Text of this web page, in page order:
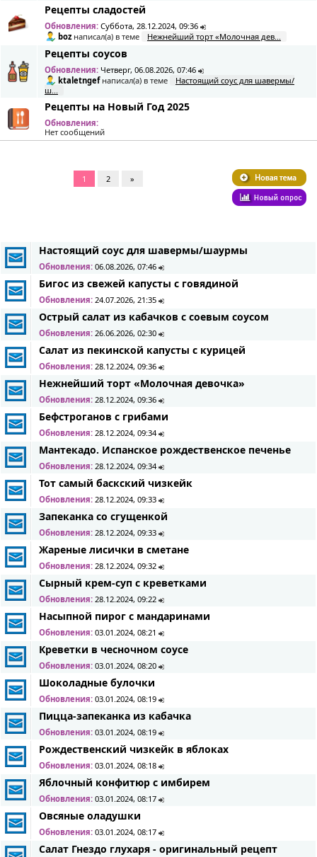
Рецепты сладостей
Обновления: Суббота, 28.12.2024, 09:36
boz написал(а) в теме Нежнейший торт «Молочная дев...
Рецепты соусов
Обновления: Четверг, 06.08.2026, 07:46
ktaletngefнаписал(а) в теме
Настоящий соус для шавермы/
ш...
Рецепты на Новый Год 2025
Обновления:
Нет сообщений
1 2 »
Настоящий соус для шавермы/шаурмы
Обновления: 06.08.2026, 07:46
Бигос из свежей капусты с говядиной
Обновления: 24.07.2026, 21:35
Острый салат из кабачков с соевым соусом
Обновления: 26.06.2026, 02:30
Салат из пекинской капусты с курицей
Обновления: 28.12.2024, 09:36
Нежнейший торт «Молочная девочка»
Обновления: 28.12.2024, 09:36
Бефстроганов с грибами
Обновления: 28.12.2024, 09:34
Мантекадо. Испанское рождественское печенье
Обновления: 28.12.2024, 09:34
Тот самый баскский чизкейк
Обновления: 28.12.2024, 09:33
Запеканка со сгущенкой
Обновления: 28.12.2024, 09:33
Жареные лисички в сметане
Обновления: 28.12.2024, 09:32
Сырный крем-суп с креветками
Обновления: 28.12.2024, 09:22
Насыпной пирог с мандаринами
Обновления: 03.01.2024, 08:21
Креветки в чесночном соусе
Обновления: 03.01.2024, 08:20
Шоколадные булочки
Обновления: 03.01.2024, 08:19
Пицца-запеканка из кабачка
Обновления: 03.01.2024, 08:19
Рождественский чизкейк в яблоках
Обновления: 03.01.2024, 08:18
Яблочный конфитюр с имбирем
Обновления: 03.01.2024, 08:17
Овсяные оладушки
Обновления: 03.01.2024, 08:17
Салат Гнездо глухаря - оригинальный рецепт